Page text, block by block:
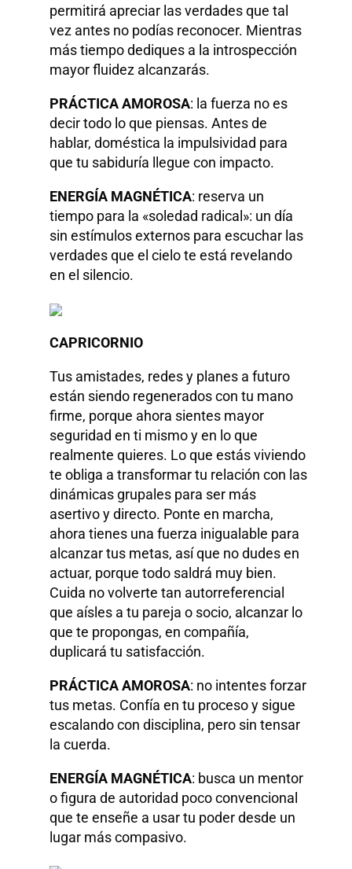
permitirá apreciar las verdades que tal
vez antes no podías reconocer. Mientras
más tiempo dediques a la introspección
mayor fluidez alcanzarás.
PRÁCTICA AMOROSA: la fuerza no es
decir todo lo que piensas. Antes de
hablar, doméstica la impulsividad para
que tu sabiduría llegue con impacto.
ENERGÍA MAGNÉTICA: reserva un
tiempo para la «soledad radical»: un día
sin estímulos externos para escuchar las
verdades que el cielo te está revelando
en el silencio.
CAPRICORNIO
Tus amistades, redes y planes a futuro
están siendo regenerados con tu mano
firme, porque ahora sientes mayor
seguridad en ti mismo y en lo que
realmente quieres. Lo que estás viviendo
te obliga a transformar tu relación con las
dinámicas grupales para ser más
asertivo y directo. Ponte en marcha,
ahora tienes una fuerza inigualable para
alcanzar tus metas, así que no dudes en
actuar, porque todo saldrá muy bien.
Cuida no volverte tan autorreferencial
que aísles a tu pareja o socio, alcanzar lo
que te propongas, en compañía,
duplicará tu satisfacción.
PRÁCTICA AMOROSA: no intentes forzar
tus metas. Confía en tu proceso y sigue
escalando con disciplina, pero sin tensar
la cuerda.
ENERGÍA MAGNÉTICA: busca un mentor
o figura de autoridad poco convencional
que te enseñe a usar tu poder desde un
lugar más compasivo.